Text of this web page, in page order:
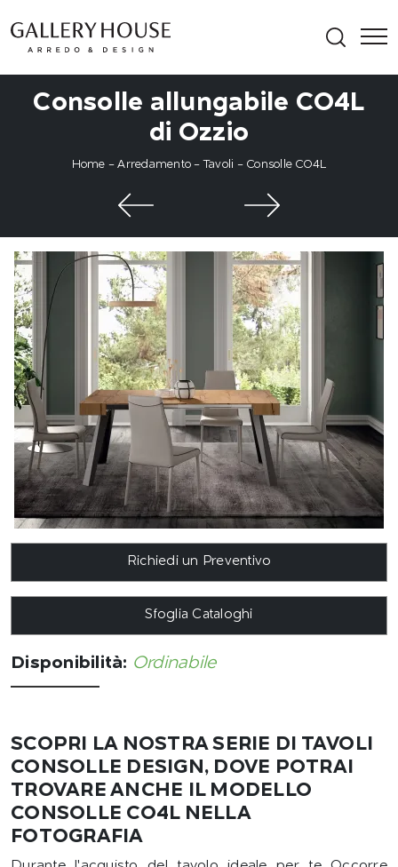
Consolle allungabile CO4L
di Ozzio
Home -Arredamento -Tavoli - Consolle CO4L
Richiedi un Preventivo
Sfoglia Cataloghi
Disponibilità: Ordinabile
SCOPRI LA NOSTRA SERIE DI TAVOLI
CONSOLLE DESIGN, DOVE POTRAI
TROVARE ANCHE IL MODELLO
CONSOLLE CO4L NELLA
FOTOGRAFIA